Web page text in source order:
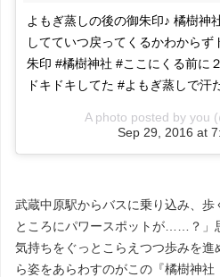
よもぎ蒸しの後の御朱印♪ 橘樹神
してていつ戻ってくるかわから
朱印 #橘樹神社 #ここにくる前に
ドキドキしてた #よもぎ蒸しで汗
A photo posted by you
Sep 29, 2016 at
武蔵中原駅からバスに乗り込み、
ところにパワースポットが……？」
気持ちをぐっとこらえつつ歩みを
ら姿をあらわすのがこの『橘樹神社